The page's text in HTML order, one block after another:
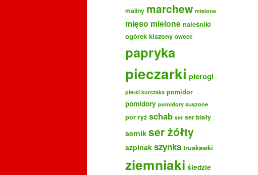
maliny marchew mielone
mięso mielone naleśniki
ogórek kiszony owoce
papryka
pieczarki pierogi
piersi kurczaka pomidor
pomidory pomidory suszone
por ryż schab ser ser biały
sernik ser żółty
szpinak szynka truskawki
ziemniaki śledzie